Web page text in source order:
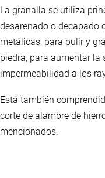
La granalla se utiliza
desarenado o decapado
metálicas, para pulir y
piedra, para aumentar la
impermeabilidad a los
Está también
corte de alambre de
mencionados.